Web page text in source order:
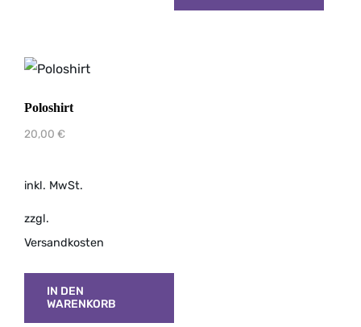
Poloshirt
20,00 €
inkl. MwSt.
zzgl.
Versandkosten
IN DEN
WARENKORB